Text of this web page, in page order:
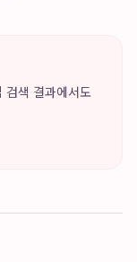
검색 결과에서도